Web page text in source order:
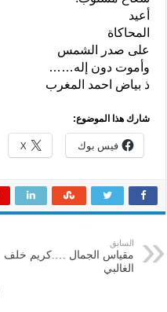
أعيد
المحاكاة
على صدر الشمس
وأموت دون إله……
ذ بياض احمد المغرب
شارك هذا الموضوع:
فيس بوك X
السابق
مقياس الجمال ….كريم خلف
الغالبي